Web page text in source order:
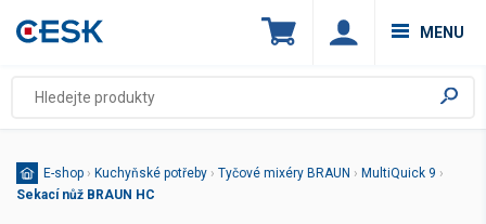
MENU
E-shop › Kuchyňské potřeby › Tyčové mixéry BRAUN › MultiQuick 9 ›
Sekací nůž BRAUN HC